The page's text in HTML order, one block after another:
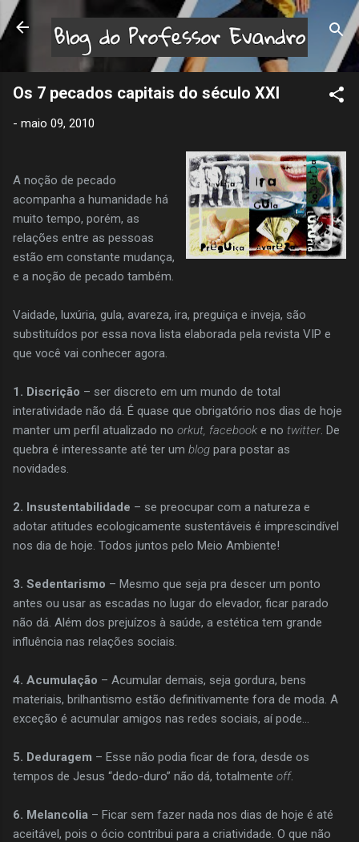
Pular para o conteúdo principal
Os 7 pecados capitais do século XXI
- maio 09, 2010
A noção de pecado
acompanha a humanidade há
muito tempo, porém, as
relações entre as pessoas
estão em constante mudança,
e a noção de pecado também.
Vaidade, luxúria, gula, avareza, ira, preguiça e inveja, são
substituídos por essa nova lista elaborada pela revista VIP e
que você vai conhecer agora.
1. Discrição – ser discreto em um mundo de total
interatividade não dá. É quase que obrigatório nos dias de hoje
manter um perfil atualizado no orkut, facebook e no twitter. De
quebra é interessante até ter um blog para postar as
novidades.
2. Insustentabilidade – se preocupar com a natureza e
adotar atitudes ecologicamente sustentáveis é imprescindível
nos dia de hoje. Todos juntos pelo Meio Ambiente!
3. Sedentarismo – Mesmo que seja pra descer um ponto
antes ou usar as escadas no lugar do elevador, ficar parado
não dá. Além dos prejuízos à saúde, a estética tem grande
influência nas relações sociais.
4. Acumulação – Acumular demais, seja gordura, bens
materiais, brilhantismo estão definitivamente fora de moda. A
exceção é acumular amigos nas redes sociais, aí pode...
5. Deduragem – Esse não podia ficar de fora, desde os
tempos de Jesus “dedo-duro” não dá, totalmente off.
6. Melancolia – Ficar sem fazer nada nos dias de hoje é até
aceitável, pois o ócio contribui para a criatividade. O que não